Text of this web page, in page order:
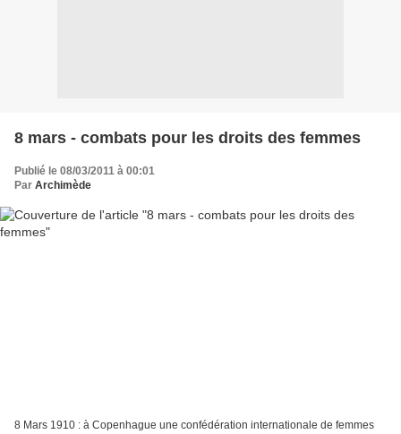
8 mars - combats pour les droits des femmes
Publié le 08/03/2011 à 00:01
Par Archimède
8 Mars 1910 : à Copenhague une confédération internationale de femmes